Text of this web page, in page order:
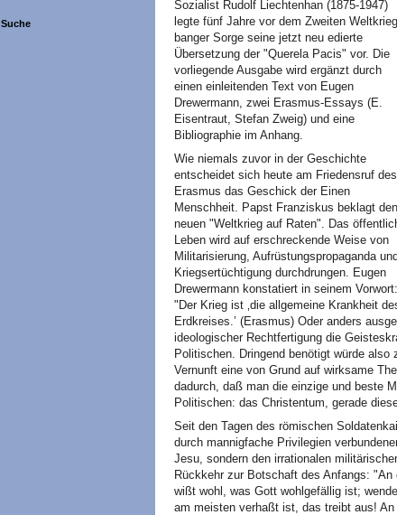
Suche
Sozialist Rudolf Liechtenhan (1875-1947)
legte fünf Jahre vor dem Zweiten
banger Sorge seine jetzt neu edierte
Übersetzung der "Querela Pacis" vor. Die
vorliegende Ausgabe wird ergänzt durch
einen einleitenden Text von Eugen
Drewermann, zwei Erasmus-Essays (E.
Eisentraut, Stefan Zweig) und eine
Bibliographie im Anhang.
Wie niemals zuvor in der Geschichte
entscheidet sich heute am Friedensruf des
Erasmus das Geschick der Einen
Menschheit. Papst Franziskus beklagt den
neuen "Weltkrieg auf Raten". Das
Leben wird auf erschreckende Weise von
Militarisierung, Aufrüstungspropaganda und
Kriegsertüchtigung durchdrungen. Eugen
Drewermann konstatiert in seinem Vorwort:
"Der Krieg ist ‚die allgemeine Krankheit
Erdkreises.’ (Erasmus) Oder anders
ideologischer Rechtfertigung die
Politischen. Dringend benötigt würde
Vernunft eine von Grund auf wirksame
dadurch, daß man die einzige und beste
Politischen: das Christentum, gerade
Seit den Tagen des römischen
durch mannigfache Privilegien
Jesu, sondern den irrationalen
Rückkehr zur Botschaft des Anfangs:
wißt wohl, was Gott wohlgefällig ist;
am meisten verhaßt ist, das treibt aus!